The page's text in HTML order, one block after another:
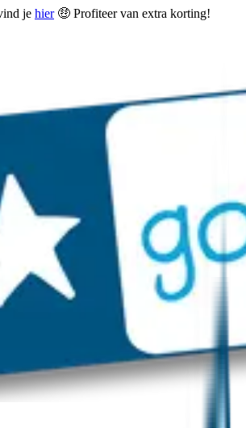
je hier🤑 Profiteer van extra korting!